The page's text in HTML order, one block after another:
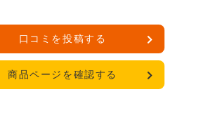
口コミを投稿する
商品ページを確認する